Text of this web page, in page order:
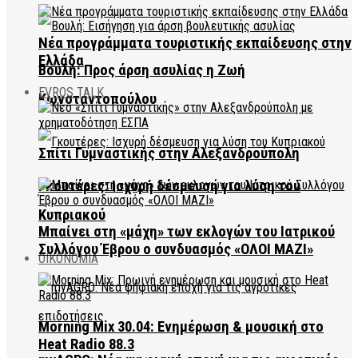
Βουλή: Προς άρση ασυλίας η Ζωή
Κωνσταντοπούλου
Γκουτέρες: Ισχυρή δέσμευση για λύση του
Κυπριακού
ΟΙΚΟΝΟΜΙΑ
Νέα προγράμματα τουριστικής εκπαίδευσης στην
Ελλάδα
EVROS TALK
Σπίτι Γυμναστικής στην Αλεξανδρούπολη
Μπαίνει στη «μάχη» των εκλογών του Ιατρικού
Συλλόγου Έβρου ο συνδυασμός «ΟΛΟΙ ΜΑΖΙ»
Morning Mix 30.04: Ενημέρωση & μουσική στο
Heat Radio 88.3